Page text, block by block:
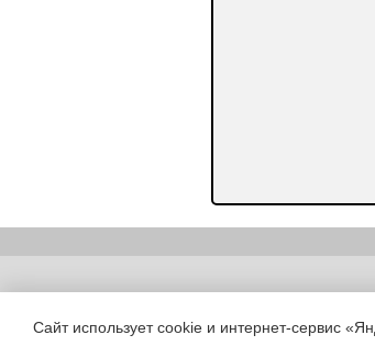
Сайт использует cookie и интернет-сервис